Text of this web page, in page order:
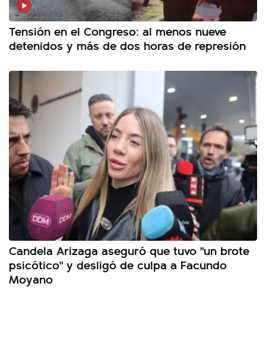
Tensión en el Congreso: al menos nueve
detenidos y más de dos horas de represión
Candela Arizaga aseguró que tuvo "un brote
psicótico" y desligó de culpa a Facundo
Moyano